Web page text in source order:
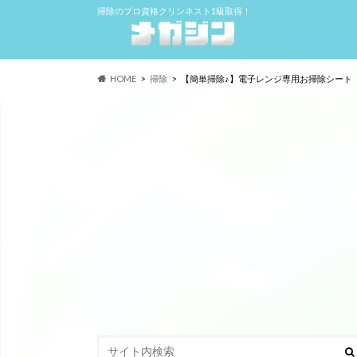
掃除のプロ資格クリンネスト1級取得！
HOME 掃除 【簡単掃除♪】電子レンジ専用お掃除シー